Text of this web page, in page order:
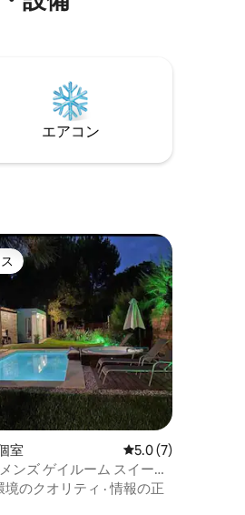
リンスタンド、24時間営
エアコン
星の平均評価
室 レビュー7件、5つ
5.0 (7)
ンズ ゲイルーム スイート
境のクオリティ ·情報の正